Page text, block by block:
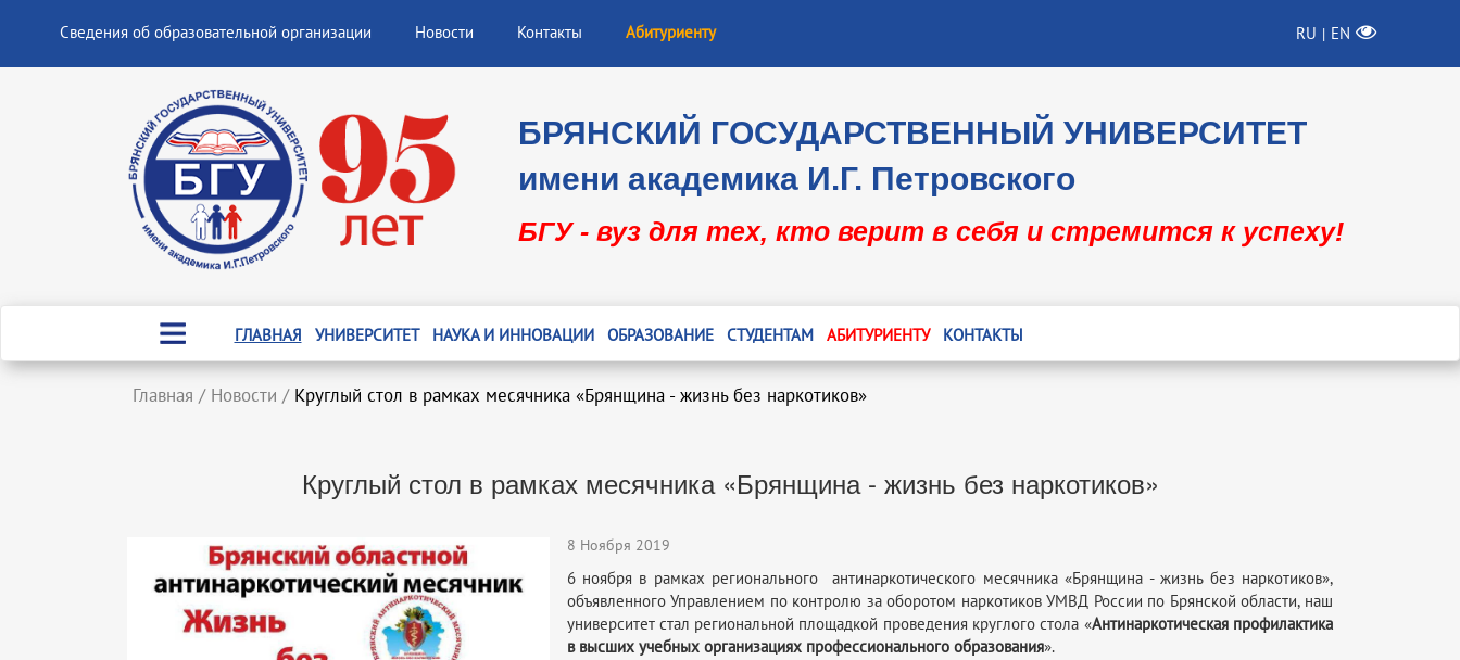
Сведения об образовательной организации Новости Контакты Абитуриенту RU | EN
БРЯНСКИЙ ГОСУДАРСТВЕННЫЙ УНИВЕРСИТЕТ
имени академика И.Г. Петровского
БГУ - вуз для тех, кто верит в себя и стремится к успеху!
ГЛАВНАЯ УНИВЕРСИТЕТ НАУКА И ИННОВАЦИИ ОБРАЗОВАНИЕ СТУДЕНТАМ АБИТУРИЕНТУ КОНТАКТЫ
Главная / Новости / Круглый стол в рамках месячника «Брянщина - жизнь без наркотиков»
Круглый стол в рамках месячника «Брянщина - жизнь без наркотиков»
8 Ноября 2019
6 ноября в рамках регионального антинаркотического месячника «Брянщина - жизнь без наркотиков»,
объявленного Управлением по контролю за оборотом наркотиков УМВД России по Брянской области, наш
университет стал региональной площадкой проведения круглого стола «Антинаркотическая профилактика
в высших учебных организациях профессионального образования».